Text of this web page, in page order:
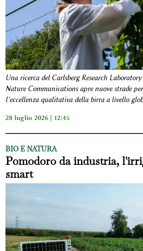
Una ricerca del Carlsberg Research
Nature Communications apre nuove strade
l’eccellenza qualitativa della birra a livello
28 luglio 2026 | 12:45
BIO E NATURA
Pomodoro da industria,
smart